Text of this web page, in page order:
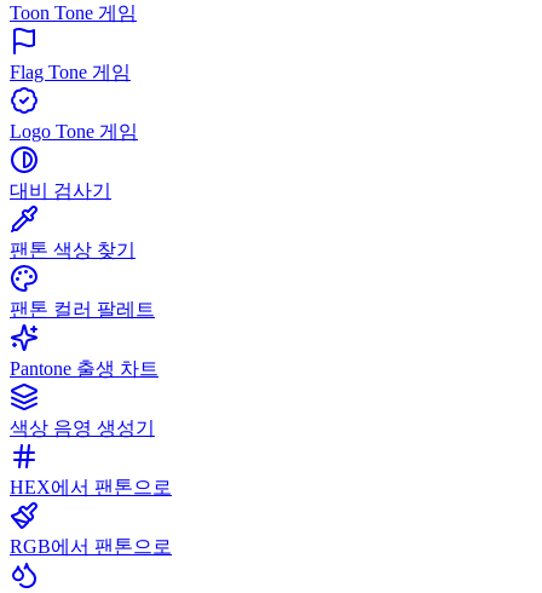
Toon Tone 게임
Flag Tone 게임
Logo Tone 게임
대비 검사기
팬톤 색상 찾기
팬톤 컬러 팔레트
Pantone 출생 차트
색상 음영 생성기
HEX에서 팬톤으로
RGB에서 팬톤으로